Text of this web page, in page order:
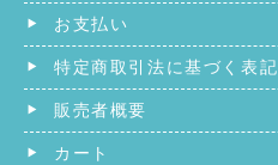
お支払い
特定商取引法に基づく表記
販売者概要
カート